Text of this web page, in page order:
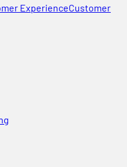
ExperienceCustomer